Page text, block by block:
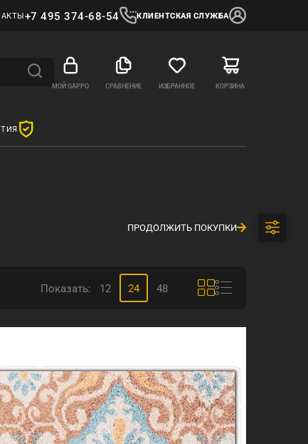
+7 495 374-68-54 КЛИЕНТСКАЯ СЛУЖБА
МОЙ GAPPO СРАВНЕНИЕ ИЗБРАННОЕ КОРЗИНА
ПРОДОЛЖИТЬ ПОКУПКИ
Показать: 12 24 48